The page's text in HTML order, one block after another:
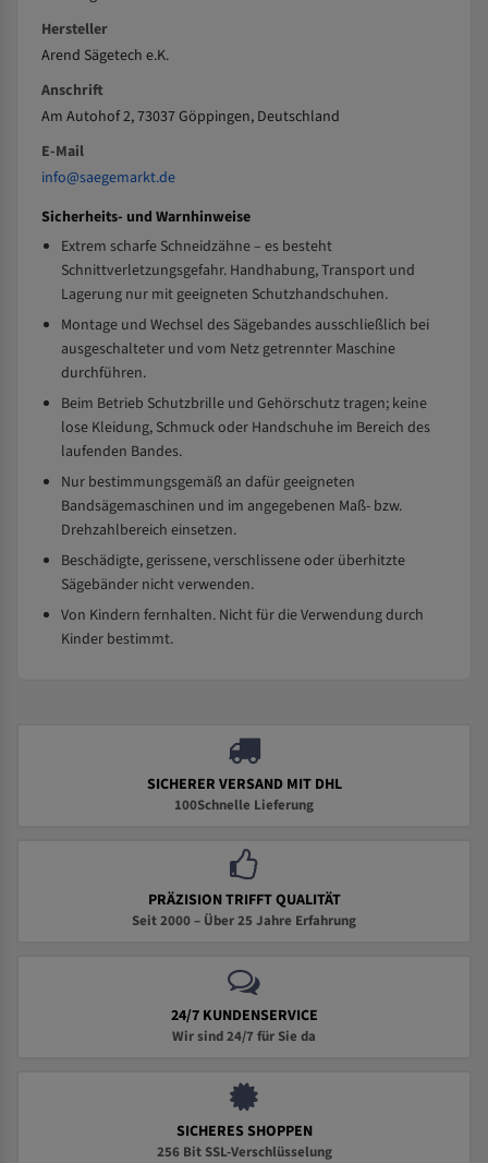
Hersteller
Arend Sägetech e.K.
Anschrift
Am Autohof 2, 73037 Göppingen, Deutschland
E-Mail
info@saegemarkt.de
Sicherheits- und Warnhinweise
Extrem scharfe Schneidzähne – es besteht
Schnittverletzungsgefahr. Handhabung, Transport und
Lagerung nur mit geeigneten Schutzhandschuhen.
Montage und Wechsel des Sägebandes ausschließlich bei
ausgeschalteter und vom Netz getrennter Maschine
durchführen.
Beim Betrieb Schutzbrille und Gehörschutz tragen; keine
lose Kleidung, Schmuck oder Handschuhe im Bereich des
laufenden Bandes.
Nur bestimmungsgemäß an dafür geeigneten
Bandsägemaschinen und im angegebenen Maß- bzw.
Drehzahlbereich einsetzen.
Beschädigte, gerissene, verschlissene oder überhitzte
Sägebänder nicht verwenden.
Von Kindern fernhalten. Nicht für die Verwendung durch
Kinder bestimmt.
SICHERER VERSAND MIT DHL
100Schnelle Lieferung
PRÄZISION TRIFFT QUALITÄT
Seit 2000 – Über 25 Jahre Erfahrung
24/7 KUNDENSERVICE
Wir sind 24/7 für Sie da
SICHERES SHOPPEN
256 Bit SSL-Verschlüsselung